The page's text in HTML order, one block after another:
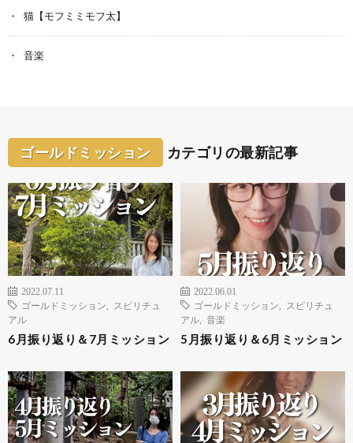
猫【モフミミモフ太】
音楽
ゴールドミッション カテゴリの最新記事
2022.07.11
ゴールドミッション
スピリチュ
アル
6月振り返り＆7月ミッション
2022.06.01
ゴールドミッション
スピリチュ
アル
音楽
5月振り返り＆6月ミッション